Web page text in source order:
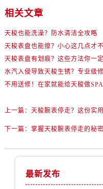
相关文章
天梭也能洗澡？防水清洁全攻略
不用送修！在家就能给天梭做SPA
上一篇： 天梭腕表停走？这份实
下一篇： 掌握天梭腕表停走的秘
最新发布